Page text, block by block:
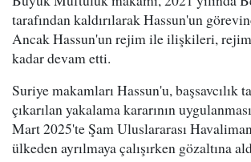
tarafından kaldırılarak Hassun'un
Ancak Hassun'un rejim ile ilişkileri,
kadar devam etti.
Suriye makamları Hassun'u, başsavcılık
çıkarılan yakalama kararının
Mart 2025'te Şam Uluslararası
ülkeden ayrılmaya çalışırken gözaltına